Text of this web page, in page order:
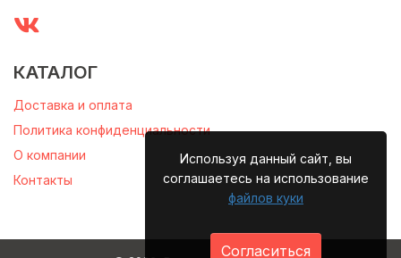
Используя данный сайт, вы
соглашаетесь на использование
файлов куки
Согласиться
КАТАЛОГ
Доставка и оплата
Политика конфиденциальности
О компании
Контакты